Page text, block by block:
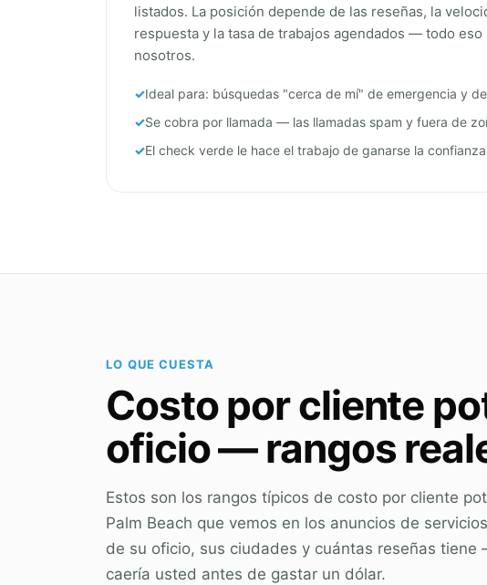
listados. La posición depende de las reseñas, la
respuesta y la tasa de trabajos agendados — todo eso
nosotros.
Ideal para: búsquedas "cerca de mí" de emergencia y
Se cobra por llamada — las llamadas spam y fuera de
El check verde le hace el trabajo de ganarse la confianza
LO QUE CUESTA
Costo por cliente
oficio — rangos
Estos son los rangos típicos de costo por cliente
Palm Beach que vemos en los anuncios de
de su oficio, sus ciudades y cuántas reseñas
caería usted antes de gastar un dólar.